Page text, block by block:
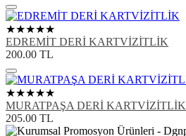
★★★★★
EDREMİT DERİ KARTVİZİTLİK
200.00 TL
★★★★★
MURATPAŞA DERİ KARTVİZİTLİK
205.00 TL